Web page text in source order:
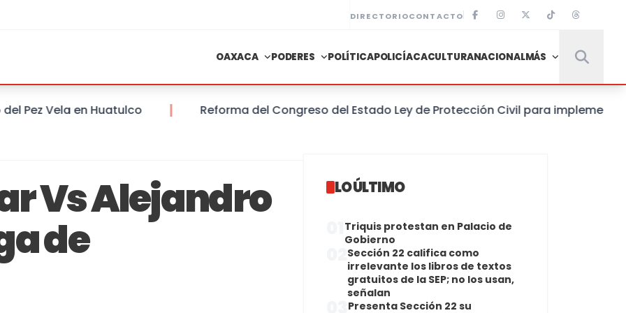
DIRECTORIOCONTACTO
OAXACA PODERES POLÍTICAPOLICÍACACULTURANACIONALMÁS
Vela en Huatulco Reforma del Congreso del Estado Ley de Protección Civil para implementar
Vs Alejandro
de
LO ÚLTIMO
Triquis protestan en Palacio de
Gobierno
Sección 22 califica como
irrelevante los libros de textos
gratuitos de la SEP; no los usan,
señalan
Presenta Sección 22 su